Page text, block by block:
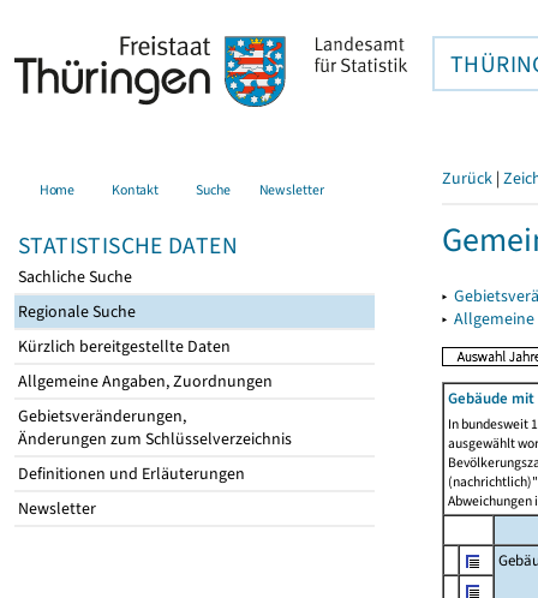
Home Kontakt Suche Newsletter
STATISTISCHE DATEN
Sachliche Suche
Regionale Suche
Kürzlich bereitgestellte Daten
Allgemeine Angaben, Zuordnungen
Gebietsveränderungen,
Änderungen zum Schlüsselverzeichnis
Definitionen und Erläuterungen
Newsletter
Zurück |
▸
▸
Gebäude mit
In bundesweit
ausgewählt
Abweichungen